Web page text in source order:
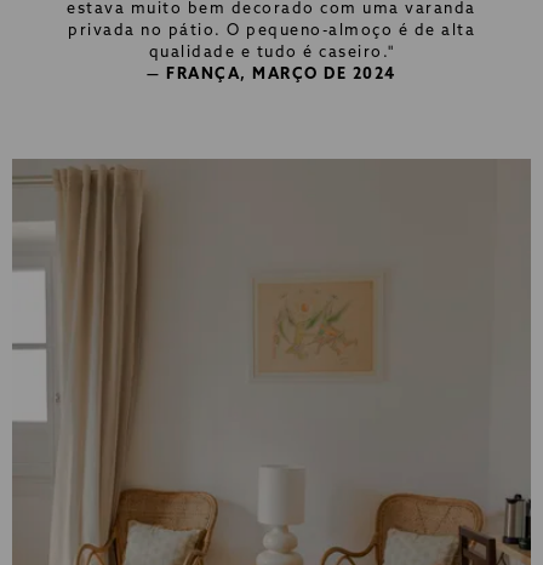
estava muito bem decorado com uma varanda
privada no pátio. O pequeno-almoço é de alta
qualidade e tudo é caseiro."
— FRANÇA, MARÇO DE 2024